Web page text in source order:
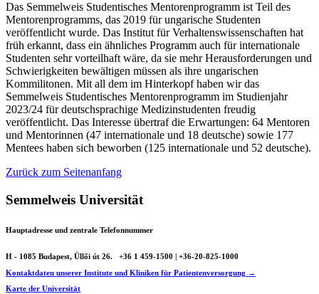
Das Semmelweis Studentisches Mentorenprogramm ist Teil des
Mentorenprogramms, das 2019 für ungarische Studenten
veröffentlicht wurde. Das Institut für Verhaltenswissenschaften hat
früh erkannt, dass ein ähnliches Programm auch für internationale
Studenten sehr vorteilhaft wäre, da sie mehr Herausforderungen und
Schwierigkeiten bewältigen müssen als ihre ungarischen
Kommilitonen. Mit all dem im Hinterkopf haben wir das
Semmelweis Studentisches Mentorenprogramm im Studienjahr
2023/24 für deutschsprachige Medizinstudenten freudig
veröffentlicht. Das Interesse übertraf die Erwartungen: 64 Mentoren
und Mentorinnen (47 internationale und 18 deutsche) sowie 177
Mentees haben sich beworben (125 internationale und 52 deutsche).
Zurück zum Seitenanfang
Semmelweis Universität
Hauptadresse und zentrale Telefonnummer
H - 1085 Budapest, Üllői út 26.
+36 1 459-1500 | +36-20-825-1000
Kontaktdaten unserer Institute und Kliniken für Patientenversorgung →
Karte der Universität